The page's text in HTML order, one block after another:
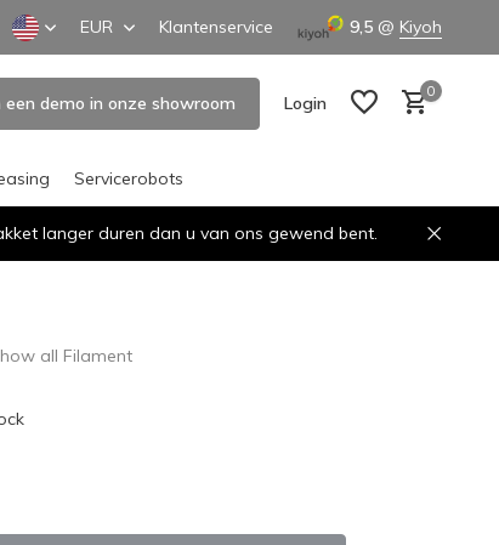
EUR Klantenservice 9,5 @ Kiyoh
een demo in onze showroom Login
0
Servicerobots
langer duren dan u van ons gewend bent.
all Filament